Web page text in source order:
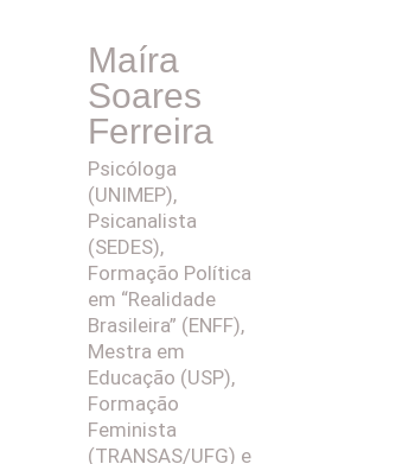
Maíra
Soares
Ferreira
Psicóloga
(UNIMEP),
Psicanalista
(SEDES),
Formação Política
em “Realidade
Brasileira” (ENFF),
Mestra em
Educação (USP),
Formação
Feminista
(TRANSAS/UFG) e